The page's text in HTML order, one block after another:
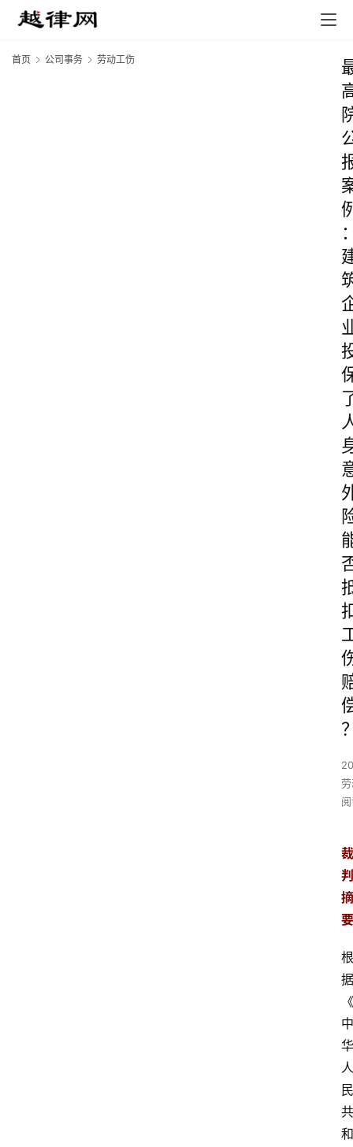
首页 公司事务 劳动工伤
裁
判
摘
要
根
据
《
中
华
人
民
共
和